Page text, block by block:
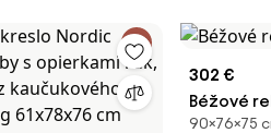
302 €
Béžové
90×76×75